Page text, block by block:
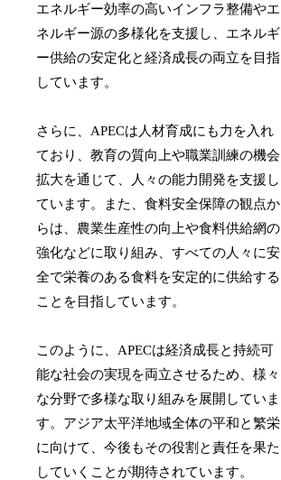
エネルギー効率の高いインフラ整備やエ
ネルギー源の多様化を支援し、エネルギ
ー供給の安定化と経済成長の両立を目指
しています。
さらに、APECは人材育成にも力を入れ
ており、教育の質向上や職業訓練の機会
拡大を通じて、人々の能力開発を支援し
ています。また、食料安全保障の観点か
らは、農業生産性の向上や食料供給網の
強化などに取り組み、すべての人々に安
全で栄養のある食料を安定的に供給する
ことを目指しています。
このように、APECは経済成長と持続可
能な社会の実現を両立させるため、様々
な分野で多様な取り組みを展開していま
す。アジア太平洋地域全体の平和と繁栄
に向けて、今後もその役割と責任を果た
していくことが期待されています。